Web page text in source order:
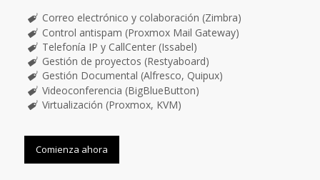
Correo electrónico y colaboración (Zimbra)
Control antispam (Proxmox Mail Gateway)
Telefonía IP y CallCenter (Issabel)
Gestión de proyectos (Restyaboard)
Gestión Documental (Alfresco, Quipux)
Videoconferencia (BigBlueButton)
Virtualización (Proxmox, KVM)
Comienza ahora